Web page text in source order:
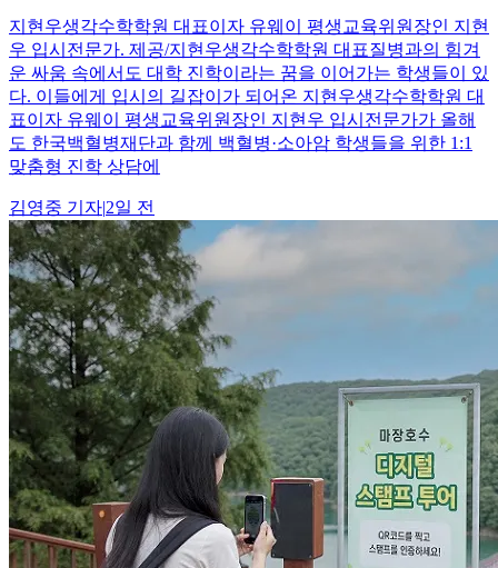
지현우생각수학학원 대표이자 유웨이 평생교육위원장인 지현
우 입시전문가. 제공/지현우생각수학학원 대표질병과의 힘겨
운 싸움 속에서도 대학 진학이라는 꿈을 이어가는 학생들이 있
다. 이들에게 입시의 길잡이가 되어온 지현우생각수학학원 대
표이자 유웨이 평생교육위원장인 지현우 입시전문가가 올해
도 한국백혈병재단과 함께 백혈병·소아암 학생들을 위한 1:1
맞춤형 진학 상담에
김영중 기자|2일 전